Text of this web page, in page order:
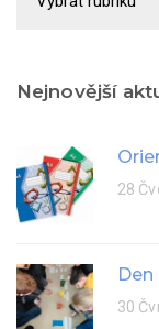
rok
Nejnovější
28
Den
30